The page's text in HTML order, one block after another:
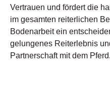
Vertrauen und fördert die
im gesamten reiterlichen
Bodenarbeit ein
gelungenes Reiterlebnis
Partnerschaft mit dem Pferd.